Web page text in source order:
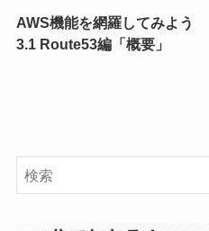
AWS機能を網羅してみよう
3.1 Route53編「概要」